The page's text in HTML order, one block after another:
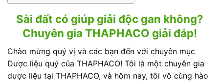
Sài đất có giúp giải độc gan không?
Chuyên gia THAPHACO giải đáp!
Chào mừng quý vị và các bạn đến với chuyên mục
Dược liệu quý của THAPHACO! Tôi là một chuyên gia
dược liệu tại THAPHACO, và hôm nay, tôi vô cùng hào